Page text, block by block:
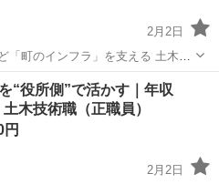
2月2日
「町のインフラ」を支える 土木技
の 施工管理・設計・積算 のご経
。公務員の経験は必要ありませ
“役所側”で活かす｜年収
木技術職（正職員）
2月2日